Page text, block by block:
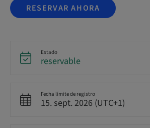
RESERVAR AHORA
Estado
reservable
Fecha límite de registro
15. sept. 2026 (UTC+1)